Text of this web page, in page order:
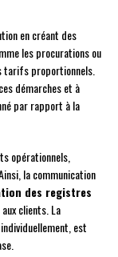
en créant des
les procurations ou
tarifs proportionnels.
démarches et à
par rapport à la
opérationnels,
la communication
des registres
clients. La
est